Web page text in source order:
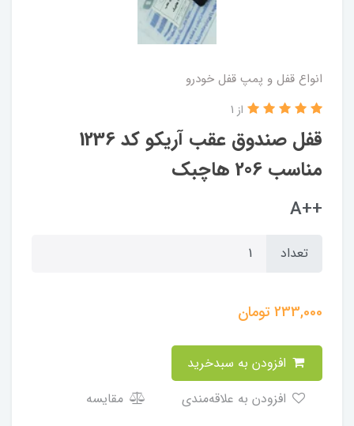
انواع قفل و پمپ قفل خودرو
قفل صندوق عقب آریکو کد 1236
مناسب 206 هاچبک
از 1
++A
تعداد
233,000تومان
مقایسه